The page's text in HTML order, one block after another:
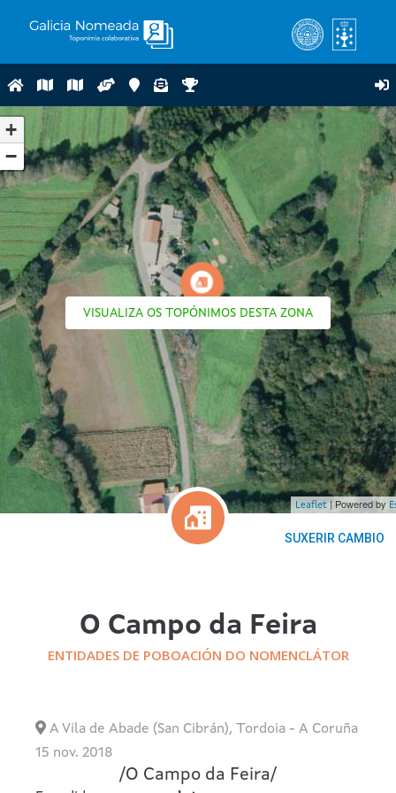
VISUALIZA OS TOPÓNIMOS DESTA ZONA
+
−
Leaflet| Powered by
SUXERIR CAMBIO
O Campo da Feira
ENTIDADES DE POBOACIÓN DO NOMENCLÁTOR
A Vila de Abade (San Cibrán), Tordoia - A Coruña
15 nov. 2018
/O Campo da Feira/